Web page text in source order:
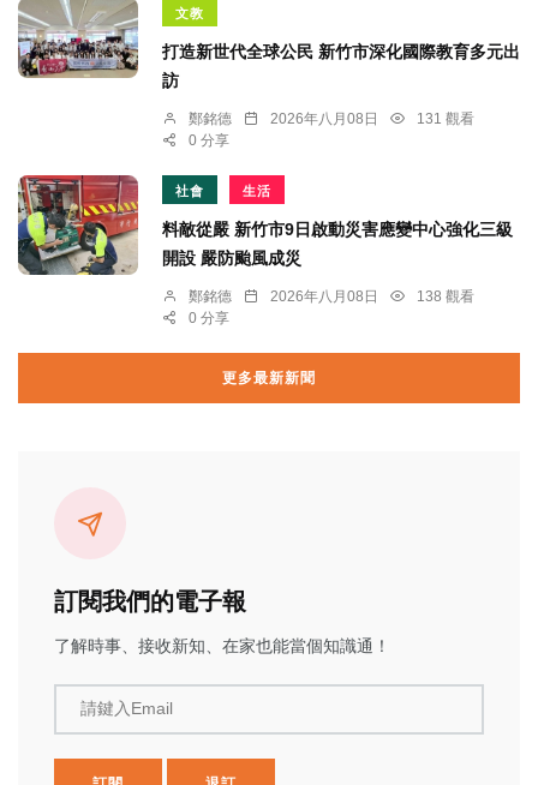
文教
打造新世代全球公民 新竹市深化國際教育多元出
訪
鄭銘德 2026年八月08日
131 觀看
0 分享
社會 生活
料敵從嚴 新竹市9日啟動災害應變中心強化三級
開設 嚴防颱風成災
鄭銘德 2026年八月08日
138 觀看
0 分享
更多最新新聞
訂閱我們的電子報
了解時事、接收新知、在家也能當個知識通！
請鍵入Email